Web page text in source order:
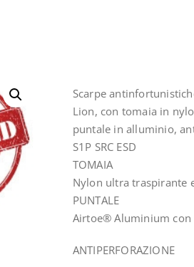
Scarpe
Lion, con tomaia in
puntale in alluminio,
S1P SRC ESD
TOMAIA
Nylon ultra traspirante
PUNTALE
Airtoe® Aluminium
ANTIPERFORAZIONE